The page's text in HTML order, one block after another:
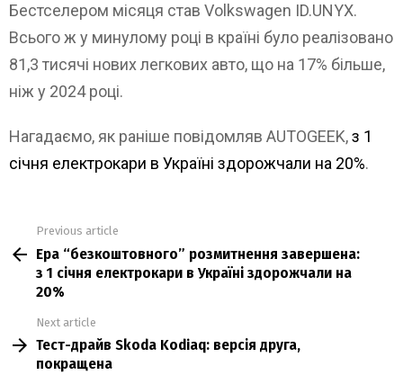
Бестселером місяця став Volkswagen ID.UNYX.
Всього ж у минулому році в країні було реалізовано
81,3 тисячі нових легкових авто, що на 17% більше,
ніж у 2024 році.
Нагадаємо, як раніше повідомляв AUTOGEEK,з 1
січня електрокари в Україні здорожчали на 20%.
more
Previous article
Ера “безкоштовного” розмитнення завершена:
з 1 січня електрокари в Україні здорожчали на
20%
Next article
Тест-драйв Skoda Kodiaq: версія друга,
покращена